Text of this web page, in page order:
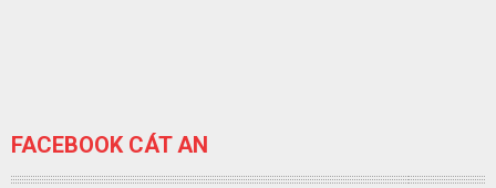
FACEBOOK CÁT AN